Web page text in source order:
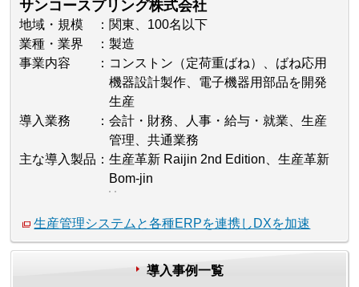
サンコースプリング株式会社
地域・規模
関東、100名以下
業種・業界
製造
事業内容
コンストン（定荷重ばね）、ばね応用
機器設計製作、電子機器用部品を開発
生産
導入業務
会計・財務、人事・給与・就業、生産
管理、共通業務
主な導入製品
生産革新 Raijin 2nd Edition、生産革新
Bom-jin
生産管理システムと各種ERPを連携しDXを加速
導入事例一覧